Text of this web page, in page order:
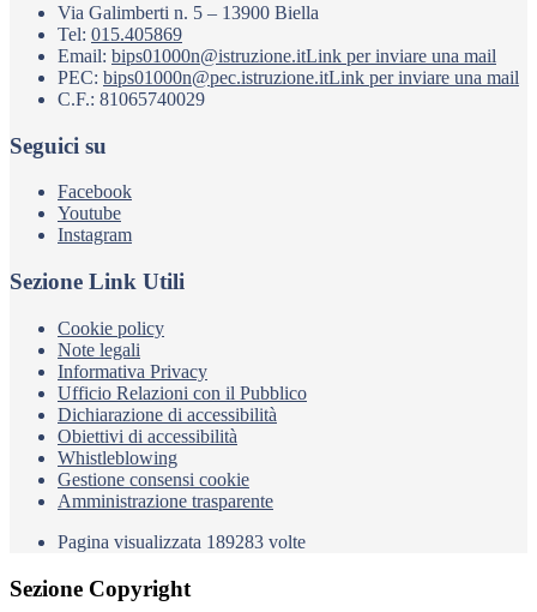
Via Galimberti n. 5 – 13900 Biella
Tel: 015.405869
Email: bips01000n@istruzione.itLink per inviare una mail
PEC: bips01000n@pec.istruzione.itLink per inviare una mail
C.F.: 81065740029
Seguici su
Facebook
Youtube
Instagram
Sezione Link Utili
Cookie policy
Note legali
Informativa Privacy
Ufficio Relazioni con il Pubblico
Dichiarazione di accessibilità
Obiettivi di accessibilità
Whistleblowing
Gestione consensi cookie
Amministrazione trasparente
Pagina visualizzata 189283 volte
Sezione Copyright